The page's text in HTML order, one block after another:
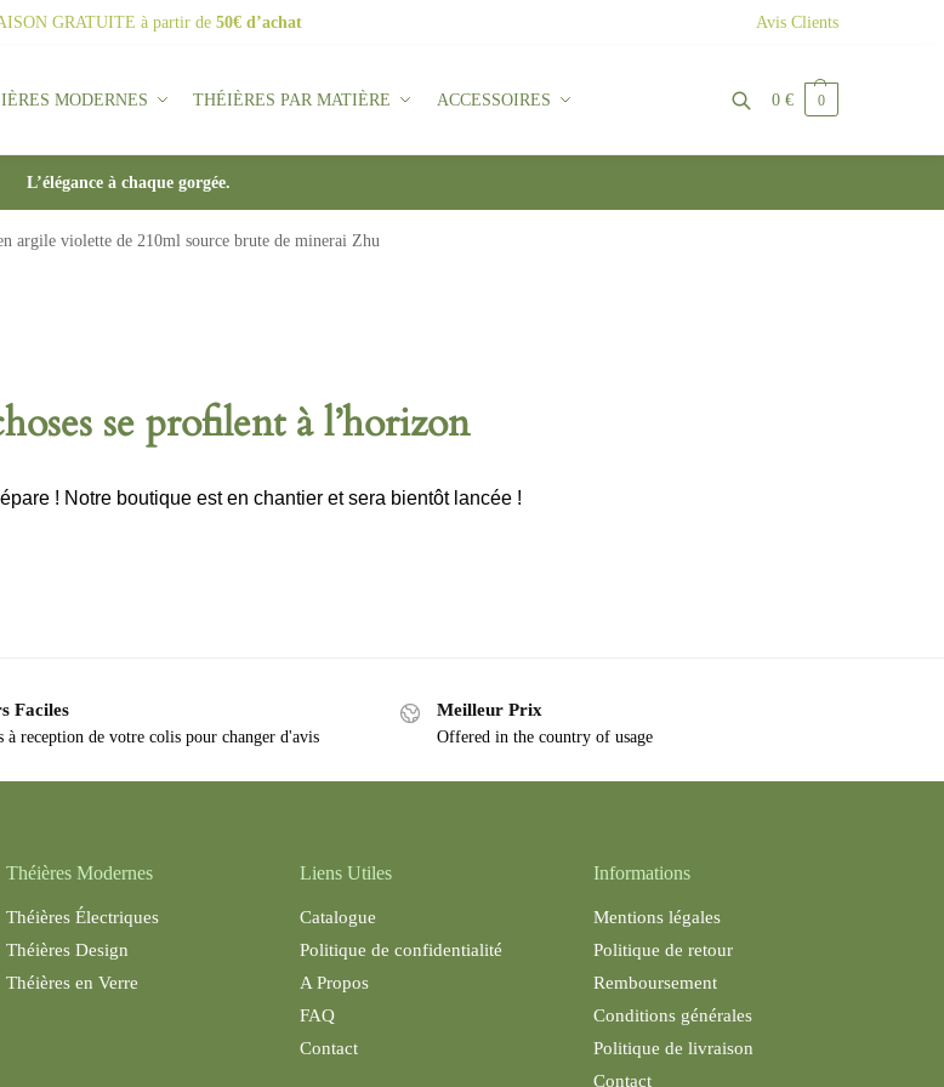
GRATUITE à partir de 50€ d’achat Avis Clients
MODERNES THÉIÈRES PAR MATIÈRE ACCESSOIRES 0 € 0
L’élégance à chaque gorgée.
argile violette de 210ml source brute de minerai Zhu
se profilent à l’horizon
! Notre boutique est en chantier et sera bientôt lancée !
Faciles
à reception de votre colis pour changer d'avis
Meilleur Prix
Offered in the country of usage
Théières Modernes
Théières Électriques
Théières Design
Théières en Verre
Liens Utiles
Catalogue
Politique de confidentialité
A Propos
FAQ
Contact
Informations
Mentions légales
Politique de retour
Remboursement
Conditions générales
Politique de livraison
Contact